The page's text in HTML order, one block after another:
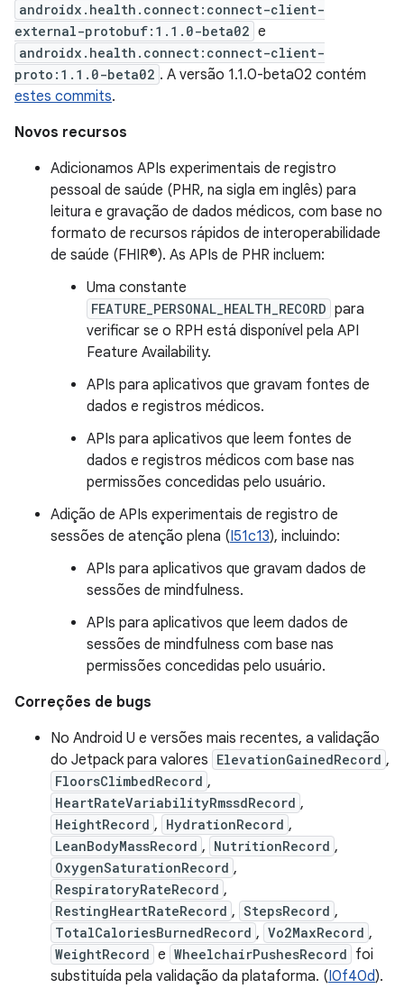
androidx.health.connect:connect-client-
external-protobuf:1.1.0-beta02 e
androidx.health.connect:connect-client-
proto:1.1.0-beta02 . A versão 1.1.0-beta02 contém
estes commits.
Novos recursos
Adicionamos APIs experimentais de registro
pessoal de saúde (PHR, na sigla em inglês) para
leitura e gravação de dados médicos, com base no
formato de recursos rápidos de interoperabilidade
de saúde (FHIR®). As APIs de PHR incluem:
Uma constante
FEATURE_PERSONAL_HEALTH_RECORD para
verificar se o RPH está disponível pela API
Feature Availability.
APIs para aplicativos que gravam fontes de
dados e registros médicos.
APIs para aplicativos que leem fontes de
dados e registros médicos com base nas
permissões concedidas pelo usuário.
Adição de APIs experimentais de registro de
sessões de atenção plena (I51c13), incluindo:
APIs para aplicativos que gravam dados de
sessões de mindfulness.
APIs para aplicativos que leem dados de
sessões de mindfulness com base nas
permissões concedidas pelo usuário.
Correções de bugs
No Android U e versões mais recentes, a validação
do Jetpack para valores ElevationGainedRecord ,
FloorsClimbedRecord ,
HeartRateVariabilityRmssdRecord ,
HeightRecord , HydrationRecord ,
LeanBodyMassRecord , NutritionRecord ,
OxygenSaturationRecord ,
RespiratoryRateRecord ,
RestingHeartRateRecord , StepsRecord ,
TotalCaloriesBurnedRecord , Vo2MaxRecord ,
WeightRecord e WheelchairPushesRecord foi
substituída pela validação da plataforma. (I0f40d).